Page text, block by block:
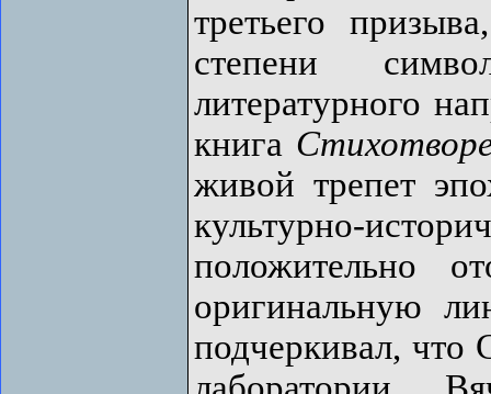
третьего
степени
литературного
книга
живой трепет
культурно-
положительно
оригинальную
подчеркивал, что